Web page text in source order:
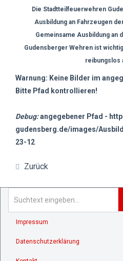
Die Stadtteilfeuerwehren
Ausbildung an Fahrzeugen
Gemeinsame Ausbildung an
Gudensberger Wehren ist
reibungslos
Warnung: Keine Bilder im
Bitte Pfad kontrollieren!
Debug:angegebener Pfad -
gudensberg.de/images/
23-12
Zurück
Impressum
Datenschutzerklärung